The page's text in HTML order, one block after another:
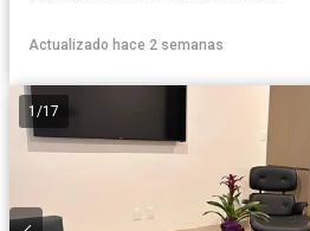
Actualizado hace 2 semanas
1 /17